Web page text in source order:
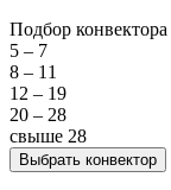
Подбор конвектора
5 – 7
8 – 11
12 – 19
20 – 28
свыше 28